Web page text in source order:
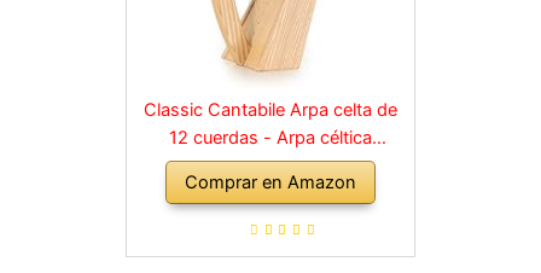
Classic Cantabile Arpa celta de
12 cuerdas - Arpa céltica
irlandesa madera de fresno - con
2 llaves de afinación y bolsa de
transporte
Comprar en Amazon